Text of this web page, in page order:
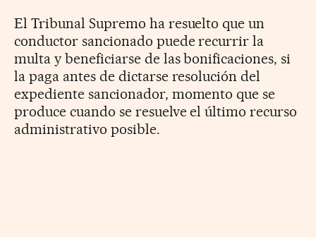
El Tribunal Supremo ha resuelto que un
conductor sancionado puede recurrir la
multa y beneficiarse de las bonificaciones, si
la paga antes de dictarse resolución del
expediente sancionador, momento que se
produce cuando se resuelve el último recurso
administrativo posible.